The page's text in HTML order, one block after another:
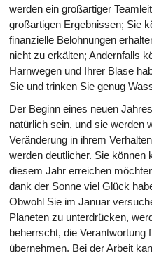
werden ein großartiger
großartigen Ergebnissen; Sie
finanzielle Belohnungen
nicht zu erkälten; Andernfalls
Harnwegen und Ihrer Blase
Sie und trinken Sie genug
Der Beginn eines neuen
natürlich sein, und sie werden
Veränderung in ihrem
werden deutlicher. Sie können
diesem Jahr erreichen
dank der Sonne viel Glück
Obwohl Sie im Januar
Planeten zu unterdrücken,
beherrscht, die Verantwortung
übernehmen. Bei der Arbeit